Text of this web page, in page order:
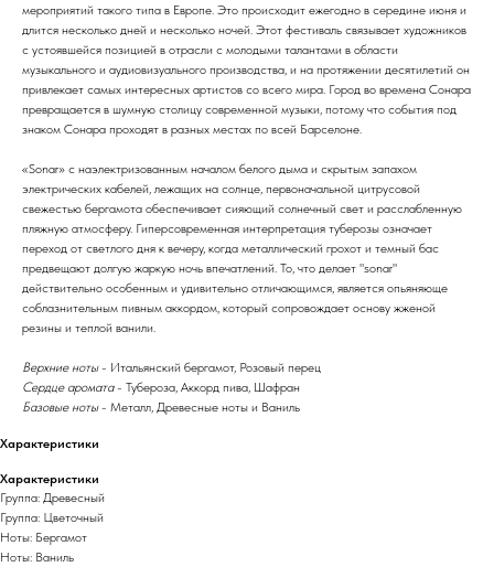
мероприятий такого типа в Европе. Это происходит ежегодно в середине июня и
длится несколько дней и несколько ночей. Этот фестиваль связывает художников
с устоявшейся позицией в отрасли с молодыми талантами в области
музыкального и аудиовизуального производства, и на протяжении десятилетий он
привлекает самых интересных артистов со всего мира. Город во времена Сонара
превращается в шумную столицу современной музыки, потому что события под
знаком Сонара проходят в разных местах по всей Барселоне.
«Sonar» с наэлектризованным началом белого дыма и скрытым запахом
электрических кабелей, лежащих на солнце, первоначальной цитрусовой
свежестью бергамота обеспечивает сияющий солнечный свет и расслабленную
пляжную атмосферу. Гиперсовременная интерпретация туберозы означает
переход от светлого дня к вечеру, когда металлический грохот и темный бас
предвещают долгую жаркую ночь впечатлений. То, что делает "sonar"
действительно особенным и удивительно отличающимся, является опьяняюще
соблазнительным пивным аккордом, который сопровождает основу жженой
резины и теплой ванили.
Верхние ноты- Итальянский бергамот, Розовый перец
Сердце аромата- Тубероза, Аккорд пива, Шафран
Базовые ноты- Металл, Древесные ноты и Ваниль
Характеристики
Характеристики
Группа: Древесный
Группа: Цветочный
Ноты: Бергамот
Ноты: Ваниль